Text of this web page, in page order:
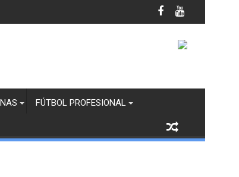
en Infantil “B”
FÚTBOL PROFESIONAL